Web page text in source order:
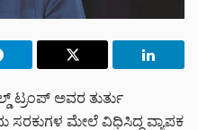
ಟ್ರಂಪ್ ಅವರ ತುರ್ತು
ಸರಕುಗಳ ಮೇಲೆ ವಿಧಿಸಿದ್ದ ವ್ಯಾಪಕ